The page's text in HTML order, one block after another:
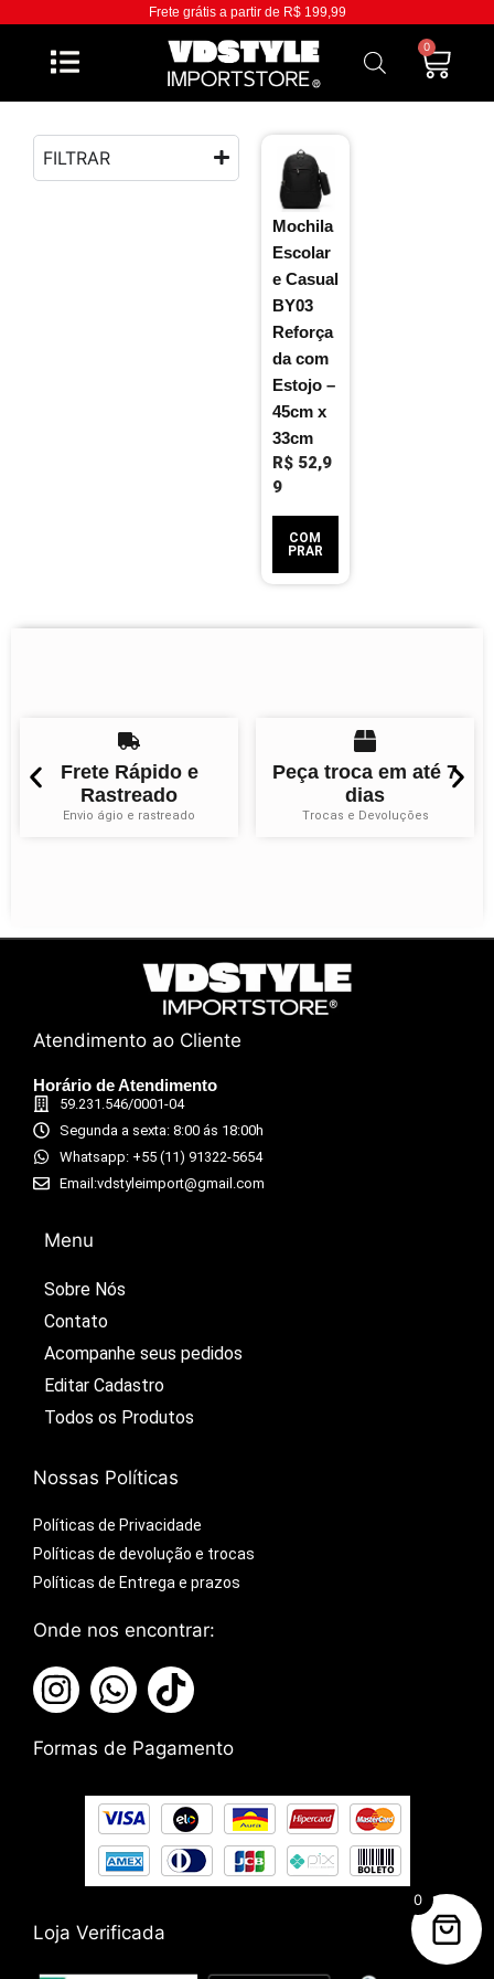
Frete grátis a partir de R$ 199,99
0
FILTRAR
Mochila
Escolar
e Casual
BY03
Reforça
da com
Estojo –
45cm x
33cm
R$52,9
9
COM
PRAR
Frete Rápido e
Rastreado
Envio ágio e rastreado
Peça troca em até 7
dias
Trocas e Devoluções
Atendimento ao Cliente
Horário de Atendimento
59.231.546/0001-04
Segunda a sexta: 8:00 ás 18:00h
Whatsapp: +55 (11) 91322-5654
Email:vdstyleimport@gmail.com
Menu
Sobre Nós
Contato
Acompanhe seus pedidos​
Editar Cadastro​
Todos os Produtos​
Nossas Políticas
Políticas de Privacidade
Políticas de devolução e trocas
Políticas de Entrega e prazos
Onde nos encontrar:
Formas de Pagamento
Loja Verificada
0